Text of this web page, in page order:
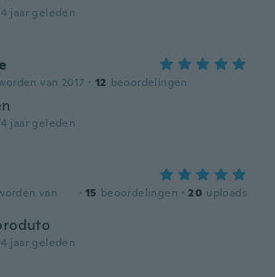
jaar geleden
van 2017 · 12 beoordelingen
jaar geleden
van
· 15 beoordelingen · 20 uploads
jaar geleden